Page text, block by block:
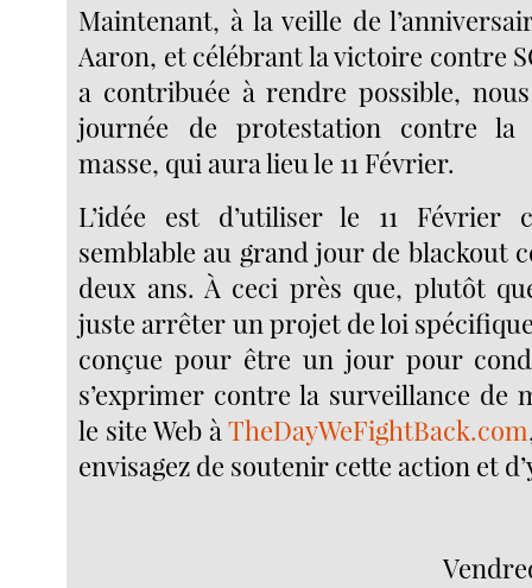
Maintenant, à la veille de
Aaron, et célébrant la victoire contre
a contribuée à rendre possible,
journée de protestation contre la
masse, qui aura lieu le 11 Février.
L’idée est d’utiliser le 11 Février
semblable au grand jour de blackout
deux ans. À ceci près que, plutôt
juste arrêter un projet de loi
conçue pour être un jour pour
s’exprimer contre la surveillance de
le site Web àTheDayWeFightBack.com
envisagez de soutenir cette action et